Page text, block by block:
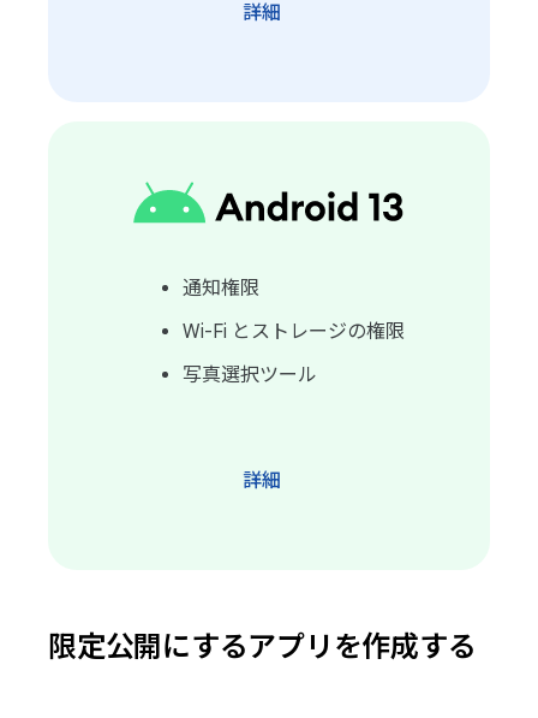
詳細
通知権限
Wi-Fi とストレージの権限
写真選択ツール
詳細
限定公開にするアプリを作成する